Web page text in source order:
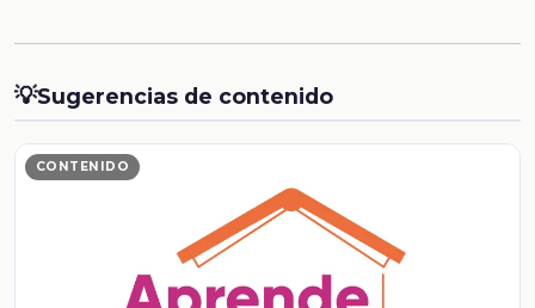
💡Sugerencias de contenido
CONTENIDO